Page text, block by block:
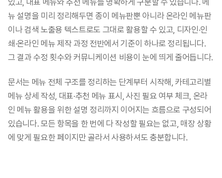
있고, 대표 메뉴와 추천 메뉴를 명확하게 구분할 수 있습니다. 메
뉴 설명을 미리 정리해두면 종이 메뉴판뿐 아니라 온라인 메뉴판
이나 검색 노출용 텍스트로도 그대로 활용할 수 있고, 디자인·인
쇄·온라인 메뉴 제작 과정 전반에서 기준이 하나로 정리됩니다.
그 결과 수정 횟수와 커뮤니케이션 비용이 눈에 띄게 줄어듭니다.
문서는 메뉴 전체 구조를 정리하는 단계부터 시작해, 카테고리별
메뉴 상세 작성, 대표·추천 메뉴 표시, 사진 필요 여부 체크, 온라
인 메뉴 활용을 위한 설명 정리까지 이어지는 흐름으로 구성되어
있습니다. 모든 항목을 한 번에 다 작성할 필요는 없고, 매장 상황
에 맞게 필요한 페이지만 골라서 사용하셔도 충분합니다.